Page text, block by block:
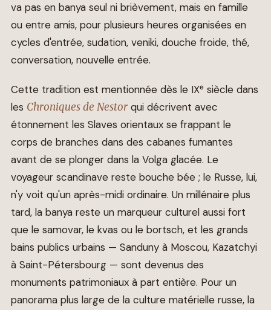
va pas en banya seul ni brièvement, mais en famille
ou entre amis, pour plusieurs heures organisées en
cycles d'entrée, sudation, veniki, douche froide, thé,
conversation, nouvelle entrée.
Cette tradition est mentionnée dès le IXᵉ siècle dans
les Chroniques de Nestorqui décrivent avec
étonnement les Slaves orientaux se frappant le
corps de branches dans des cabanes fumantes
avant de se plonger dans la Volga glacée. Le
voyageur scandinave reste bouche bée ; le Russe, lui,
n'y voit qu'un après-midi ordinaire. Un millénaire plus
tard, la banya reste un marqueur culturel aussi fort
que le samovar, le kvas ou le bortsch, et les grands
bains publics urbains — Sanduny à Moscou, Kazatchyi
à Saint-Pétersbourg — sont devenus des
monuments patrimoniaux à part entière. Pour un
panorama plus large de la culture matérielle russe, la